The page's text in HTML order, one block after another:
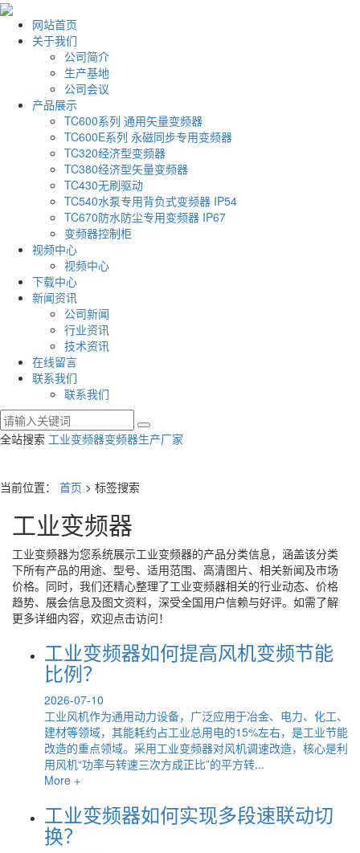
网站首页
关于我们
公司简介
生产基地
公司会议
产品展示
TC600系列 通用矢量变频器
TC600E系列 永磁同步专用变频器
TC320经济型变频器
TC380经济型矢量变频器
TC430无刷驱动
TC540水泵专用背负式变频器 IP54
TC670防水防尘专用变频器 IP67
变频器控制柜
视频中心
视频中心
下载中心
新闻资讯
公司新闻
行业资讯
技术资讯
在线留言
联系我们
联系我们
全站搜索 工业变频器变频器生产厂家
当前位置： 首页 > 标签搜索
工业变频器
工业变频器为您系统展示工业变频器的产品分类信息，涵盖该分类
下所有产品的用途、型号、适用范围、高清图片、相关新闻及市场
价格。同时，我们还精心整理了工业变频器相关的行业动态、价格
趋势、展会信息及图文资料，深受全国用户信赖与好评。如需了解
更多详细内容，欢迎点击访问！
工业变频器如何提高风机变频节能
比例？
2026-07-10
工业风机作为通用动力设备，广泛应用于冶金、电力、化工、
建材等领域，其能耗约占工业总用电的15%左右，是工业节能
改造的重点领域。采用工业变频器对风机调速改造，核心是利
用风机“功率与转速三次方成正比”的平方转...
More +
工业变频器如何实现多段速联动切
换？